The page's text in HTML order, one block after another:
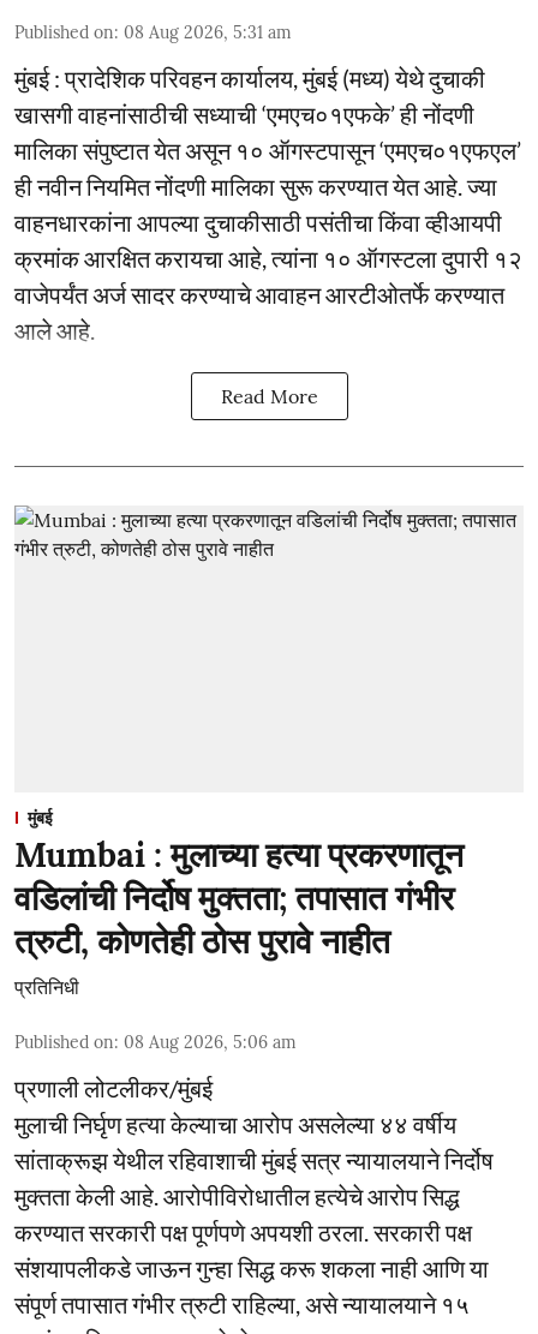
Published on: 08 Aug 2026, 5:31 am
मुंबई : प्रादेशिक परिवहन कार्यालय, मुंबई (मध्य) येथे दुचाकी
खासगी वाहनांसाठीची सध्याची ‘एमएच०१एफके’ ही नोंदणी
मालिका संपुष्टात येत असून १० ऑगस्टपासून ‘एमएच०१एफएल’
ही नवीन नियमित नोंदणी मालिका सुरू करण्यात येत आहे. ज्या
वाहनधारकांना आपल्या दुचाकीसाठी पसंतीचा किंवा व्हीआयपी
क्रमांक आरक्षित करायचा आहे, त्यांना १० ऑगस्टला दुपारी १२
वाजेपर्यंत अर्ज सादर करण्याचे आवाहन आरटीओतर्फे करण्यात
आले आहे.
Read More
मुंबई
Mumbai : मुलाच्या हत्या प्रकरणातून
वडिलांची निर्दोष मुक्तता; तपासात गंभीर
त्रुटी, कोणतेही ठोस पुरावे नाहीत
प्रतिनिधी
Published on: 08 Aug 2026, 5:06 am
प्रणाली लोटलीकर/मुंबई
मुलाची निर्घृण हत्या केल्याचा आरोप असलेल्या ४४ वर्षीय
सांताक्रूझ येथील रहिवाशाची मुंबई सत्र न्यायालयाने निर्दोष
मुक्तता केली आहे. आरोपीविरोधातील हत्येचे आरोप सिद्ध
करण्यात सरकारी पक्ष पूर्णपणे अपयशी ठरला. सरकारी पक्ष
संशयापलीकडे जाऊन गुन्हा सिद्ध करू शकला नाही आणि या
संपूर्ण तपासात गंभीर त्रुटी राहिल्या, असे न्यायालयाने १५